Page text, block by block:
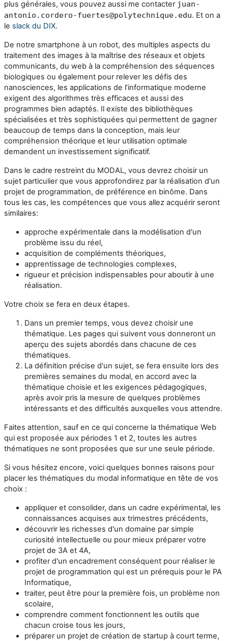
plus générales, vous pouvez aussi me contacter juan-
antonio.cordero-fuertes@polytechnique.edu. Et on a
le slack du DIX.
De notre smartphone à un robot, des multiples aspects du
traitement des images à la maîtrise des réseaux et objets
communicants, du web à la compréhension des séquences
biologiques ou également pour relever les défis des
nanosciences, les applications de l’informatique moderne
exigent des algorithmes très efficaces et aussi des
programmes bien adaptés. Il existe des bibliothèques
spécialisées et très sophistiquées qui permettent de gagner
beaucoup de temps dans la conception, mais leur
compréhension théorique et leur utilisation optimale
demandent un investissement significatif.
Dans le cadre restreint du MODAL, vous devrez choisir un
sujet particulier que vous approfondirez par la réalisation d'un
projet de programmation, de préférence en binôme. Dans
tous les cas, les compétences que vous allez acquérir seront
similaires:
approche expérimentale dans la modélisation d'un
problème issu du réel,
acquisition de compléments théoriques,
apprentissage de technologies complexes,
rigueur et précision indispensables pour aboutir à une
réalisation.
Votre choix se fera en deux étapes.
Dans un premier temps, vous devez choisir une
thématique. Les pages qui suivent vous donneront un
aperçu des sujets abordés dans chacune de ces
thématiques.
La définition précise d'un sujet, se fera ensuite lors des
premières semaines du modal, en accord avec la
thématique choisie et les exigences pédagogiques,
après avoir pris la mesure de quelques problèmes
intéressants et des difficultés auxquelles vous attendre.
Faites attention, sauf en ce qui concerne la thématique Web
qui est proposée aux périodes 1 et 2, toutes les autres
thématiques ne sont proposées que sur une seule période.
Si vous hésitez encore, voici quelques bonnes raisons pour
placer les thématiques du modal informatique en tête de vos
choix :
appliquer et consolider, dans un cadre expérimental, les
connaissances acquises aux trimestres précédents,
découvrir les richesses d'un domaine par simple
curiosité intellectuelle ou pour mieux préparer votre
projet de 3A et 4A,
profiter d'un encadrement conséquent pour réaliser le
projet de programmation qui est un prérequis pour le PA
Informatique,
traiter, peut être pour la première fois, un problème non
scolaire,
comprendre comment fonctionnent les outils que
chacun croise tous les jours,
préparer un projet de création de startup à court terme,